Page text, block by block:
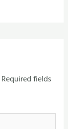
Required fields